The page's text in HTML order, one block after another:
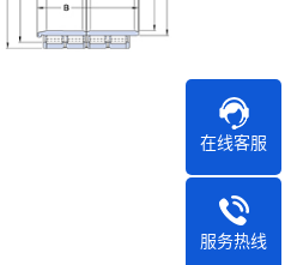
在线客服
服务热线